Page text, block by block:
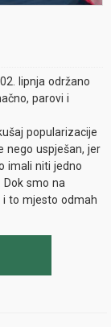
lipnja održano
parovi i
popularizacije
nego uspješan, jer
imali niti jedno
Dok smo na
i to mjesto odmah